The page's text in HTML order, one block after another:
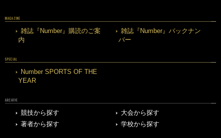
MAGAZINE
雑誌『Number』購読のご案
内
雑誌『Number』バックナン
バー
SPECIAL
Number SPORTS OF THE
YEAR
ARCHIVE
競技から探す
大会から探す
著者から探す
学校から探す